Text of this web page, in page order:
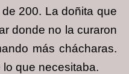
200. La doñita que
donde no la curaron
más chácharas.
que necesitaba.